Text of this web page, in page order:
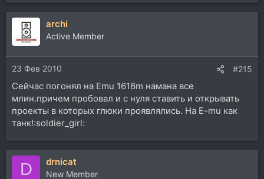
archi
Active Member
23 Фев 2010 #215
Сейчас погонял на Emu 1616m намана все
млин.причем пробовал и с нуля ставить и открывать
проекты в которых глюки проявлялись. На E-mu как
танк!:soldier_girl:
D drnicat
New Member